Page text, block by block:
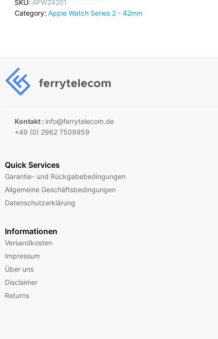
SKU:APW24201
Category: Apple Watch Series 2 - 42mm
Kontakt : info@ferrytelecom.de
+49 (0) 2962 7509959
Quick Services
Garantie- und Rückgabebedingungen
Allgemeine Geschäftsbedingungen
Datenschutzerklärung
Informationen
Versandkosten
Impressum
Über uns
Disclaimer
Returns